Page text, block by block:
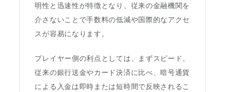
明性と迅速性が特徴となり、従来の金融機関を
介さないことで手数料の低減や国際的なアクセ
スが容易になります。
プレイヤー側の利点としては、まずスピード。
従来の銀行送金やカード決済に比べ、暗号通貨
による入金は即時または短時間で反映されるこ